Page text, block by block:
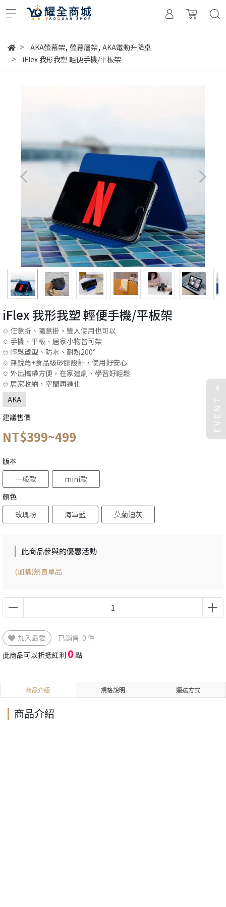
AKA螢幕架, 螢幕層架, AKA電動升降桌
iFlex 我形我塑 輕便手機/平板架
iFlex 我形我塑 輕便手機/平板架
✩ 任意折、隨意掛，雙人使用也可以
✩ 手機、平板、居家小物皆可架
✩ 輕鬆塑型、防水、耐熱200°
✩ 無銳角+食品級矽膠設計，使用好安心
✩ 外出攜帶方便，在家追劇、學習好輕鬆
✩ 居家收納，空間再進化
AKA
建議售價
NT$399~499
版本
一般款
mini款
顏色
玫瑰粉
海軍藍 莫蘭迪灰
此商品參與的優惠活動
(加購)熱賣單品
加入最愛
已銷售: 0 件
此商品可以折抵紅利 0 點
商品介紹 規格說明 運送方式
商品介紹
EVENT